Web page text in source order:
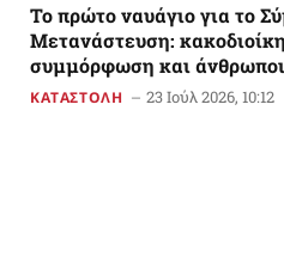
Το πρώτο ναυάγιο για το
Μετανάστευση:
συμμόρφωση και
ΚΑΤΑΣΤΟΛΗ 23 Ιούλ 2026, 10:12